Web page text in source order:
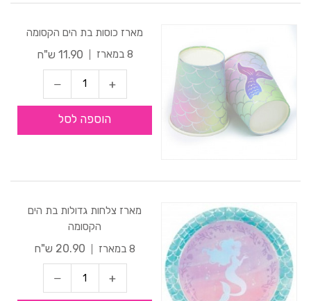
מארז כוסות בת הים הקסומה
8 במארז
11.90 ש"ח
הוספה לסל
מארז צלחות גדולות בת הים
הקסומה
8 במארז
20.90 ש"ח